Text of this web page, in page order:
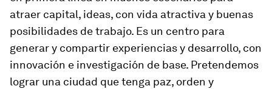
atraer capital, ideas, con vida atractiva y buenas
posibilidades de trabajo. Es un centro para
generar y compartir experiencias y desarrollo, con
innovación e investigación de base. Pretendemos
lograr una ciudad que tenga paz, orden y